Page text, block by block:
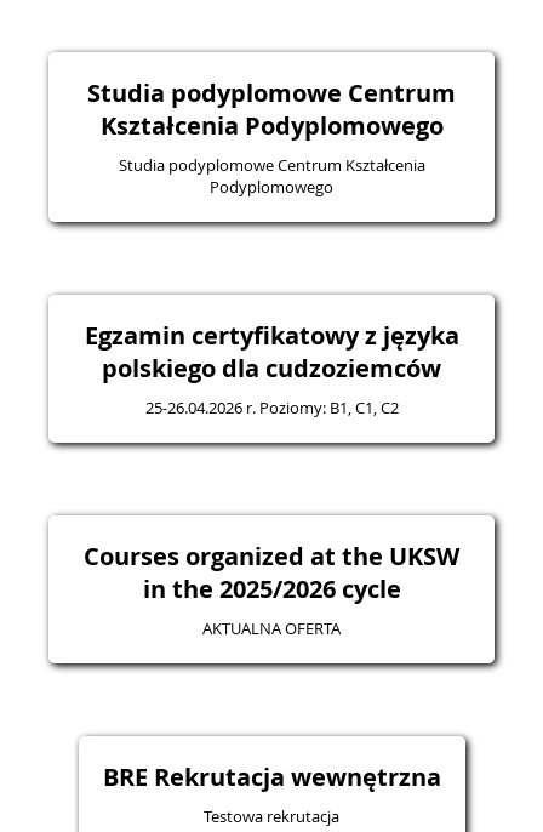
Studia podyplomowe Centrum
Kształcenia Podyplomowego
Studia podyplomowe Centrum Kształcenia
Podyplomowego
Egzamin certyfikatowy z języka
polskiego dla cudzoziemców
25-26.04.2026 r. Poziomy: B1, C1, C2
Courses organized at the UKSW
in the 2025/2026 cycle
AKTUALNA OFERTA
BRE Rekrutacja wewnętrzna
Testowa rekrutacja